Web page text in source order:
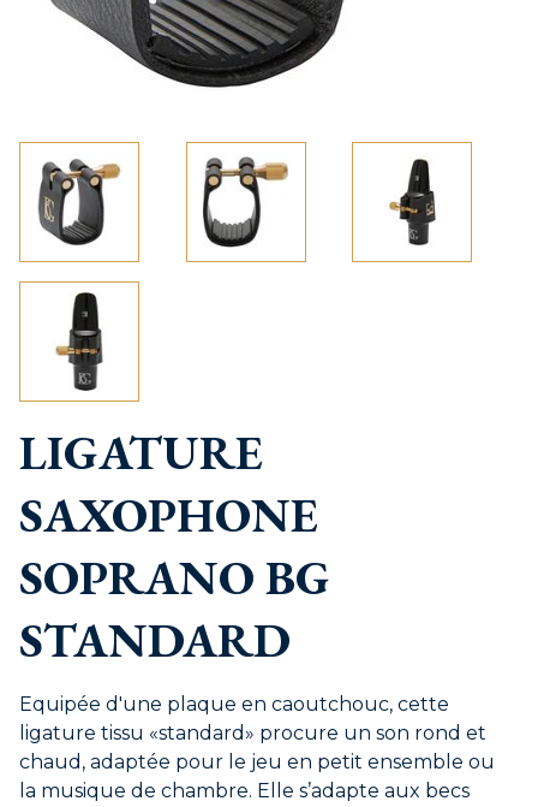
LIGATURE
SAXOPHONE
SOPRANO BG
STANDARD
Equipée d'une plaque en caoutchouc, cette
ligature tissu «standard» procure un son rond et
chaud, adaptée pour le jeu en petit ensemble ou
la musique de chambre. Elle s’adapte aux becs